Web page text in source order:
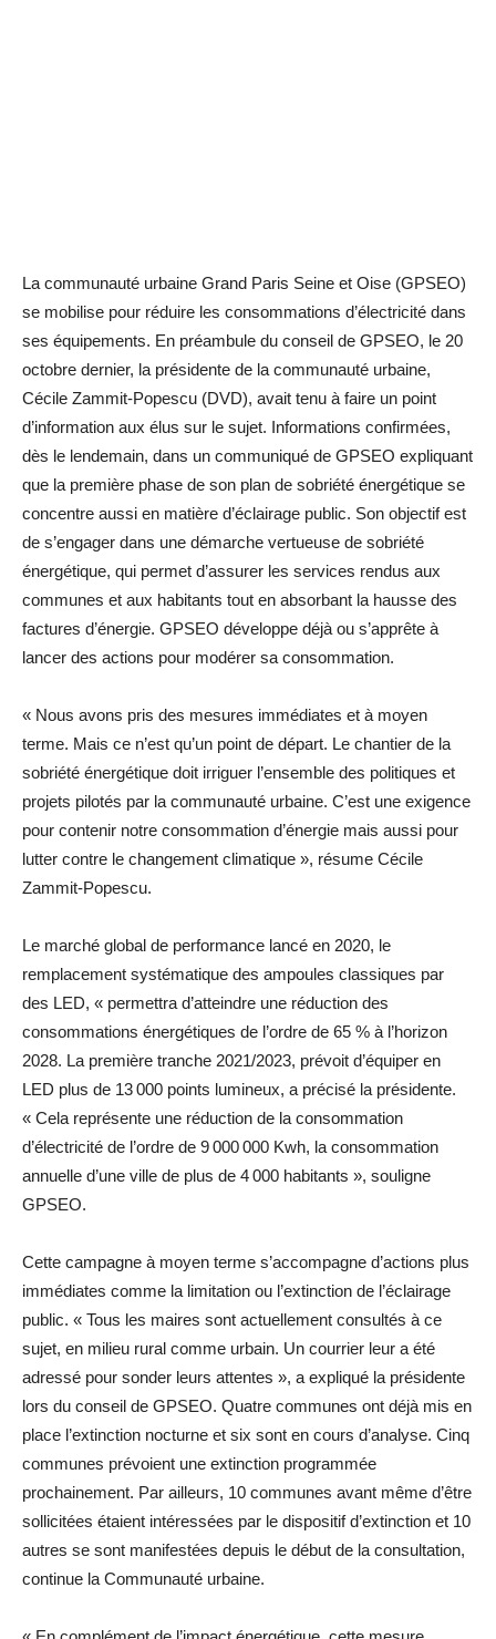
La communauté urbaine Grand Paris Seine et Oise (GPSEO)
se mobilise pour réduire les consommations d’électricité dans
ses équipements. En préambule du conseil de GPSEO, le 20
octobre dernier, la présidente de la communauté urbaine,
Cécile Zammit-Popescu (DVD), avait tenu à faire un point
d’information aux élus sur le sujet. Informations confirmées,
dès le lendemain, dans un communiqué de GPSEO expliquant
que la première phase de son plan de sobriété énergétique se
concentre aussi en matière d’éclairage public. Son objectif est
de s’engager dans une démarche vertueuse de sobriété
énergétique, qui permet d’assurer les services rendus aux
communes et aux habitants tout en absorbant la hausse des
factures d’énergie. GPSEO développe déjà ou s’apprête à
lancer des actions pour modérer sa consommation.
« Nous avons pris des mesures immédiates et à moyen
terme. Mais ce n’est qu’un point de départ. Le chantier de la
sobriété énergétique doit irriguer l’ensemble des politiques et
projets pilotés par la communauté urbaine. C’est une exigence
pour contenir notre consommation d’énergie mais aussi pour
lutter contre le changement climatique », résume Cécile
Zammit-Popescu.
Le marché global de performance lancé en 2020, le
remplacement systématique des ampoules classiques par
des LED, « permettra d’atteindre une réduction des
consommations énergétiques de l’ordre de 65 % à l’horizon
2028. La première tranche 2021/2023, prévoit d’équiper en
LED plus de 13 000 points lumineux, a précisé la présidente.
« Cela représente une réduction de la consommation
d’électricité de l’ordre de 9 000 000 Kwh, la consommation
annuelle d’une ville de plus de 4 000 habitants », souligne
GPSEO.
Cette campagne à moyen terme s’accompagne d’actions plus
immédiates comme la limitation ou l’extinction de l’éclairage
public. « Tous les maires sont actuellement consultés à ce
sujet, en milieu rural comme urbain. Un courrier leur a été
adressé pour sonder leurs attentes », a expliqué la présidente
lors du conseil de GPSEO. Quatre communes ont déjà mis en
place l’extinction nocturne et six sont en cours d’analyse. Cinq
communes prévoient une extinction programmée
prochainement. Par ailleurs, 10 communes avant même d’être
sollicitées étaient intéressées par le dispositif d’extinction et 10
autres se sont manifestées depuis le début de la consultation,
continue la ­Communauté urbaine.